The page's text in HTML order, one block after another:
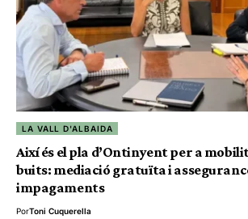
LA VALL D'ALBAIDA
Així és el pla d’Ontinyent per a
buits: mediació gratuïta i
impagaments
PorToni Cuquerella